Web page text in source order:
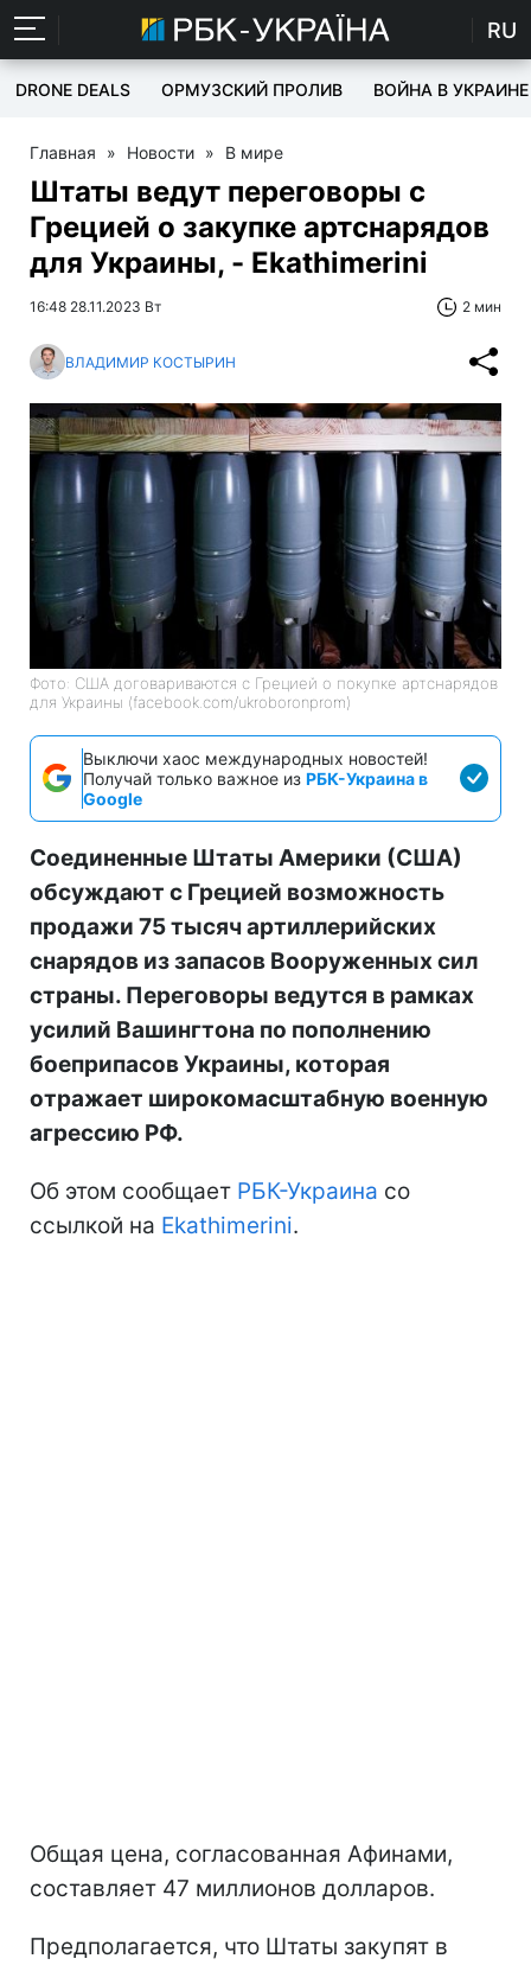
RU
DRONE DEALS ОРМУЗСКИЙ ПРОЛИВ ВОЙНА В УКРАИНЕ
Главная » Новости » В мире
Штаты ведут переговоры с
Грецией о закупке артснарядов
для Украины, - Ekathimerini
16:48 28.11.2023 Вт 2 мин
ВЛАДИМИР КОСТЫРИН
Фото: США договариваются с Грецией о покупке артснарядов
для Украины (facebook.com/ukroboronprom)
Выключи хаос международных новостей!
Получай только важное из РБК-Украина в
Google
Соединенные Штаты Америки (США)
обсуждают с Грецией возможность
продажи 75 тысяч артиллерийских
снарядов из запасов Вооруженных сил
страны. Переговоры ведутся в рамках
усилий Вашингтона по пополнению
боеприпасов Украины, которая
отражает широкомасштабную военную
агрессию РФ.
Об этом сообщает РБК-Украина со
ссылкой на Ekathimerini.
Общая цена, согласованная Афинами,
составляет 47 миллионов долларов.
Предполагается, что Штаты закупят в